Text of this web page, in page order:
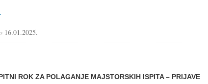
16.01.2025.
ROK ZA POLAGANJE MAJSTORSKIH ISPITA – PRIJAVE